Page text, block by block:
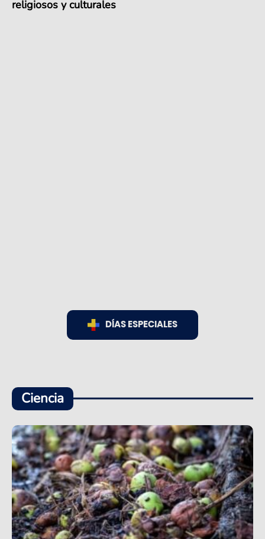
religiosos y culturales
DÍAS ESPECIALES
Ciencia